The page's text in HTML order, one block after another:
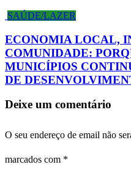
SAÚDE/LAZER
ECONOMIA LOCAL,
COMUNIDADE:
MUNICÍPIOS
DE
Deixe um comentário
O seu endereço de email não
marcados com *